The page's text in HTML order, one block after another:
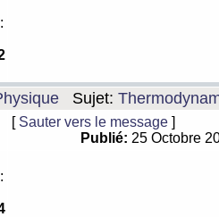
Sujet:
[ Sauter vers le message ]
Publié: 25 Octobre